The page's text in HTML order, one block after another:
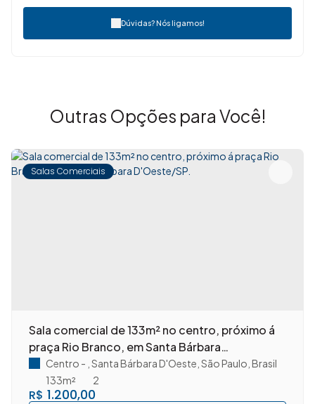
Dúvidas? Nós ligamos!
Outras Opções para Você!
Salas Comerciais
Sala comercial de 133m² no centro, próximo á
praça Rio Branco, em Santa Bárbara
D'Oeste/SP.
R$ 1.200,00
Centro Santa Bárbara D'Oeste São Paulo Brasil
2
133m²